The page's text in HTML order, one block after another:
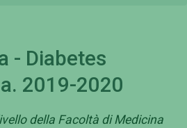
- Diabetes
2019-2020
della Facoltà di Medicina